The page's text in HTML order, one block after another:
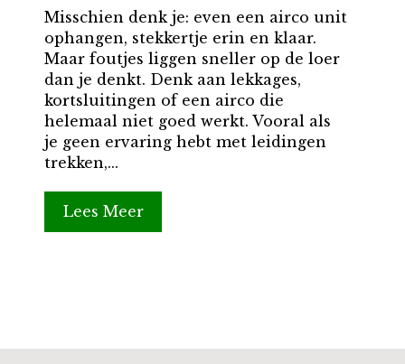
Misschien denk je: even een airco unit
ophangen, stekkertje erin en klaar.
Maar foutjes liggen sneller op de loer
dan je denkt. Denk aan lekkages,
kortsluitingen of een airco die
helemaal niet goed werkt. Vooral als
je geen ervaring hebt met leidingen
trekken,...
Lees Meer